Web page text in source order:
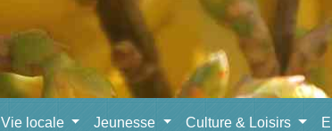
Vie locale Jeunesse Culture & Loisirs